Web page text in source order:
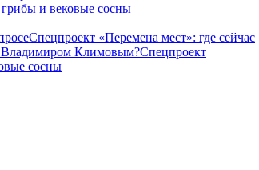
и вековые сосны
Спецпроект «Перемена мест»: где сейчас
Владимиром Климовым?Спецпроект
сосны